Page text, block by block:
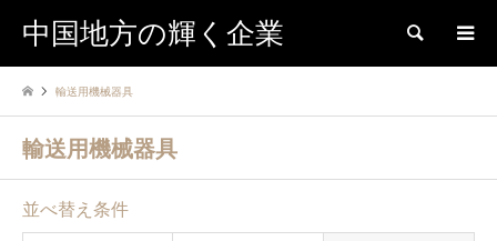
中国地方の輝く企業 検索
輸送用機械器具
輸送用機械器具
並べ替え条件